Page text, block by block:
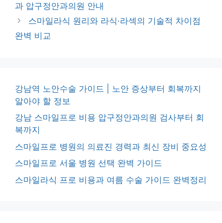
과 압구정안과의원 안내
스마일라식 원리와 라식·라섹의 기술적 차이점
완벽 비교
강남역 노안수술 가이드 | 노안 증상부터 회복까지
알아야 할 정보
강남 스마일프로 비용 압구정안과의원 검사부터 회
복까지
스마일프로 병원의 의료진 경력과 최신 장비 중요성
스마일프로 서울 병원 선택 완벽 가이드
스마일라식 프로 비용과 여름 수술 가이드 완벽정리